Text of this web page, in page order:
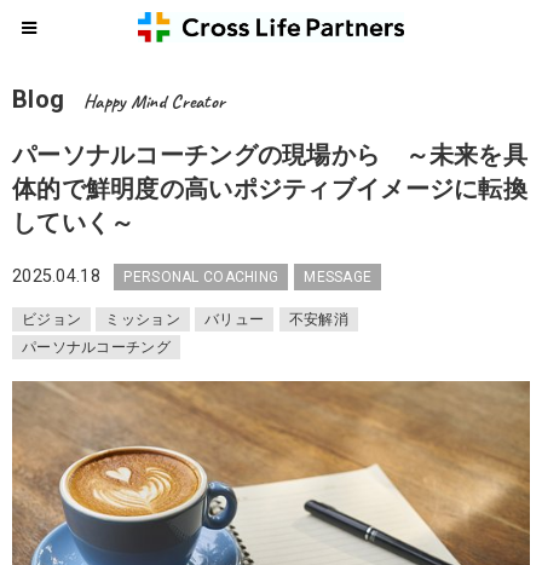
Blog Happy Mind Creator
パーソナルコーチングの現場から ～未来を具
体的で鮮明度の高いポジティブイメージに転換
していく～
2025.04.18 PERSONAL COACHING MESSAGE
ビジョン ミッション バリュー
不安解消
パーソナルコーチング